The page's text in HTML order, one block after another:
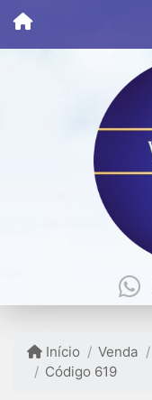
Início Venda
Código 619